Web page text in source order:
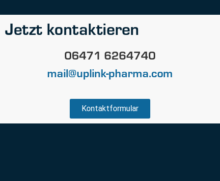
Jetzt kontaktieren
06471 6264740
mail@uplink-pharma.com
Kontaktformular